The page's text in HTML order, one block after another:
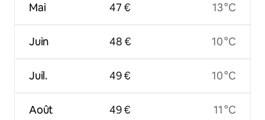
Mai
Juin
Juil.
Août
47 €
48 €
49 €
49 €
13 °C
10 °C
10 °C
11 °C